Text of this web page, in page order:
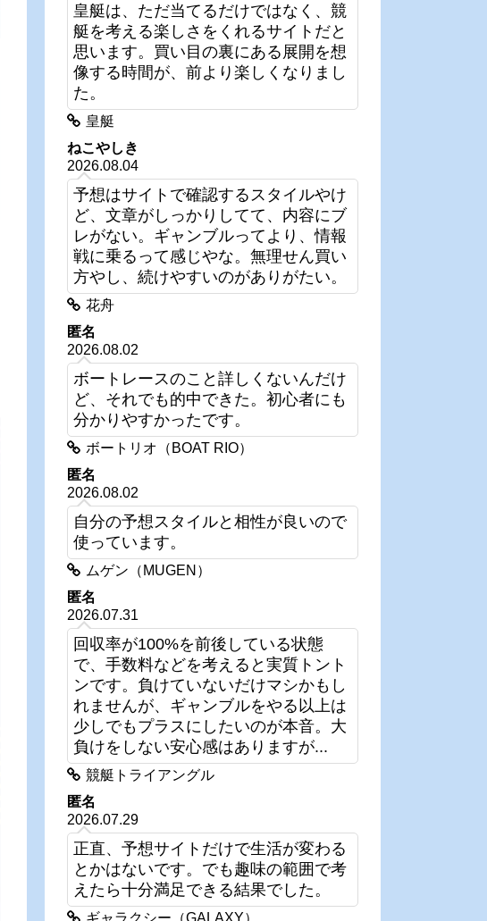
皇艇は、ただ当てるだけではなく、競
艇を考える楽しさをくれるサイトだと
思います。買い目の裏にある展開を想
像する時間が、前より楽しくなりまし
た。
皇艇
ねこやしき
2026.08.04
予想はサイトで確認するスタイルやけ
ど、文章がしっかりしてて、内容にブ
レがない。ギャンブルってより、情報
戦に乗るって感じやな。無理せん買い
方やし、続けやすいのがありがたい。
花舟
匿名
2026.08.02
ボートレースのこと詳しくないんだけ
ど、それでも的中できた。初心者にも
分かりやすかったです。
ボートリオ（BOAT RIO）
匿名
2026.08.02
自分の予想スタイルと相性が良いので
使っています。
ムゲン（MUGEN）
匿名
2026.07.31
回収率が100%を前後している状態
で、手数料などを考えると実質トント
ンです。負けていないだけマシかもし
れませんが、ギャンブルをやる以上は
少しでもプラスにしたいのが本音。大
負けをしない安心感はありますが...
競艇トライアングル
匿名
2026.07.29
正直、予想サイトだけで生活が変わる
とかはないです。でも趣味の範囲で考
えたら十分満足できる結果でした。
ギャラクシー（GALAXY）